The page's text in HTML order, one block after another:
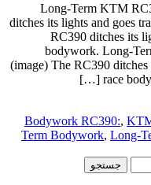
Long-Term KTM
ditches its lights and goes
RC390 ditches its
bodywork. Long-
(image) The RC390
race
Bodywork RC390:,
Term Bodywork, Long-